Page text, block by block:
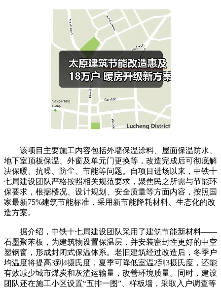
该项目主要施工内容包括外墙保温涂料、屋面保温防水、
地下室顶板保温、外窗及单元门更换等，改造完成后可彻底解
决保暖、抗噪、防尘、节能等问题。自项目进场以来，中铁十
七局建设团队严格按照相关规范要求，聚焦民之所需与节能环
保要求，根据楼况、设计规划、安全质量等方面内容，按照国
家最新75%建筑节能标准，采用新节能降耗材料、生态化的改
造方案。
据介绍，中铁十七局建设团队采用了建筑节能新材料——
石墨聚苯板，为建筑物设置保温层，并安装密封性更好的中空
塑钢窗，形成封闭式保温体系。老旧建筑经过改造后，冬季户
均温度将提高3到4摄氏度，夏季可降低室温2到3摄氏度，还能
有效减少城市煤炭和灰渣运输量，改善环境质量。同时，建设
团队还在施工小区设置“五排一图”、样板墙，采取入户调查等